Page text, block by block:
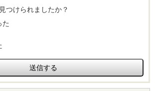
つけられましたか？
た